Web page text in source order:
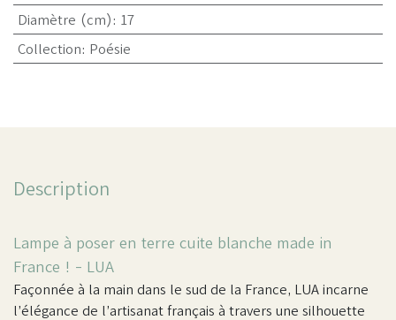
Diamètre (cm): 17
Collection: Poésie
Description
Lampe à poser en terre cuite blanche made in
France ! - LUA
Façonnée à la main dans le sud de la France, LUA incarne
l’élégance de l’artisanat français à travers une silhouette